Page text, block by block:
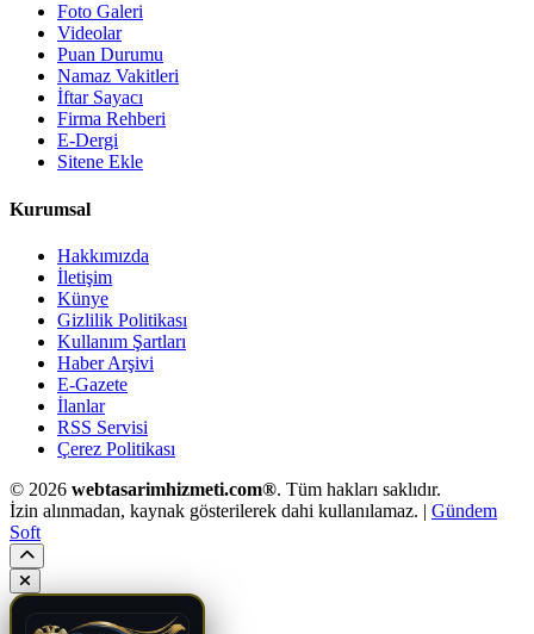
Foto Galeri
Videolar
Puan Durumu
Namaz Vakitleri
İftar Sayacı
Firma Rehberi
E-Dergi
Sitene Ekle
Kurumsal
Hakkımızda
İletişim
Künye
Gizlilik Politikası
Kullanım Şartları
Haber Arşivi
E-Gazete
İlanlar
RSS Servisi
Çerez Politikası
© 2026 webtasarimhizmeti.com®. Tüm hakları saklıdır.
İzin alınmadan, kaynak gösterilerek dahi kullanılamaz. | Gündem
Soft